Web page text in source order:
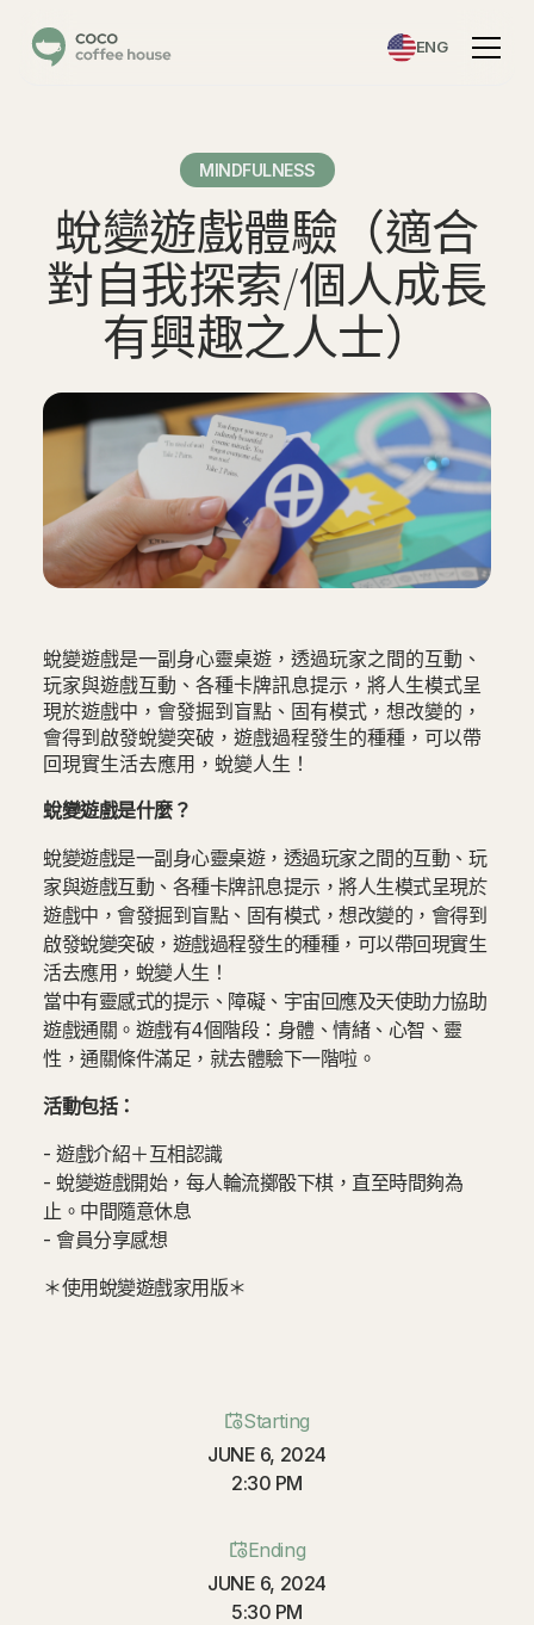
ENG
MINDFULNESS
蛻變遊戲體驗（適合
對自我探索/個人成長
有興趣之人士）
蛻變遊戲是一副身心靈桌遊，透過玩家之間的互動、
玩家與遊戲互動、各種卡牌訊息提示，將人生模式呈
現於遊戲中，會發掘到盲點、固有模式，想改變的，
會得到啟發蛻變突破，遊戲過程發生的種種，可以帶
回現實生活去應用，蛻變人生！
蛻變遊戲是什麼？
蛻變遊戲是一副身心靈桌遊，透過玩家之間的互動、玩
家與遊戲互動、各種卡牌訊息提示，將人生模式呈現於
遊戲中，會發掘到盲點、固有模式，想改變的，會得到
啟發蛻變突破，遊戲過程發生的種種，可以帶回現實生
活去應用，蛻變人生！
當中有靈感式的提示、障礙、宇宙回應及天使助力協助
遊戲通關。遊戲有4個階段：身體、情緒、心智、靈
性，通關條件滿足，就去體驗下一階啦。
活動包括：
- 遊戲介紹＋互相認識
- 蛻變遊戲開始，每人輪流擲骰下棋，直至時間夠為
止。中間隨意休息
- 會員分享感想
＊使用蛻變遊戲家用版＊
Starting
JUNE 6, 2024
2:30 PM
Ending
JUNE 6, 2024
5:30 PM